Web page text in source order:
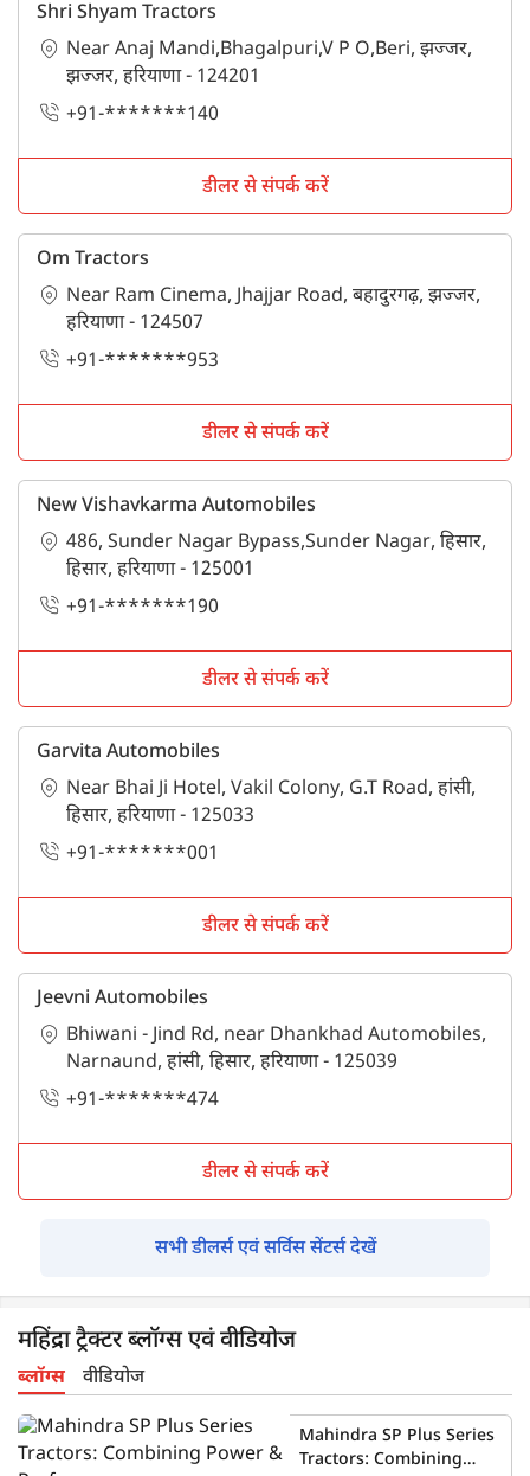
Shri Shyam Tractors
Near Anaj Mandi,Bhagalpuri,V P O,Beri, झज्जर,
झज्जर, हरियाणा - 124201
+91-*******140
डीलर से संपर्क करें
Om Tractors
Near Ram Cinema, Jhajjar Road, बहादुरगढ़, झज्जर,
हरियाणा - 124507
+91-*******953
डीलर से संपर्क करें
New Vishavkarma Automobiles
486, Sunder Nagar Bypass,Sunder Nagar, हिसार,
हिसार, हरियाणा - 125001
+91-*******190
डीलर से संपर्क करें
Garvita Automobiles
Near Bhai Ji Hotel, Vakil Colony, G.T Road, हांसी,
हिसार, हरियाणा - 125033
+91-*******001
डीलर से संपर्क करें
Jeevni Automobiles
Bhiwani - Jind Rd, near Dhankhad Automobiles,
Narnaund, हांसी, हिसार, हरियाणा - 125039
+91-*******474
डीलर से संपर्क करें
सभी डीलर्स एवं सर्विस सेंटर्स देखें
महिंद्रा ट्रैक्टर ब्लॉग्स एवं वीडियोज
ब्लॉग्स वीडियोज
Mahindra SP Plus Series
Tractors: Combining